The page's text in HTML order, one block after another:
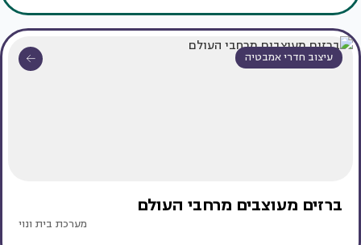
עיצוב חדרי אמבטיה
ברזים מעוצבים מרחבי העולם
מערכת בית ונוי